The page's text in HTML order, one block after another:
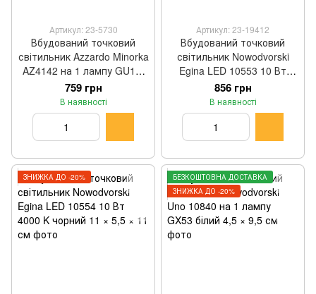
Артикул: 23-5730
Вбудований точковий
світильник Azzardo Minorka
AZ4142 на 1 лампу GU10,
чорний, 10,5 × 4,5 × 9 см
759 грн
В наявності
Артикул: 23-19412
Вбудований точковий
світильник Nowodvorski
Egina LED 10553 10 Вт
3000 K чорний 11 × 5,5 × 11
см
856 грн
В наявності
ЗНИЖКА ДО -20%
БЕЗКОШТОВНА ДОСТАВКА
ЗНИЖКА ДО -20%